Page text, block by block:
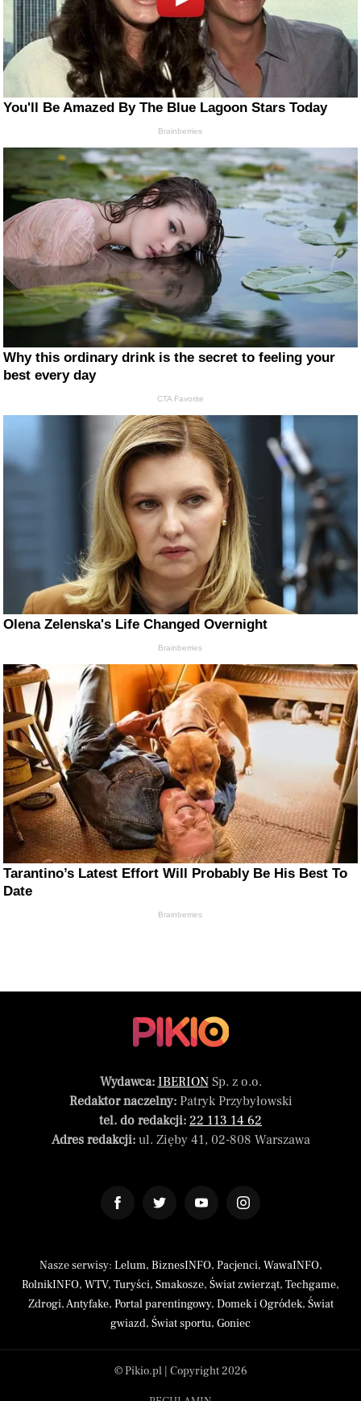
You'll Be Amazed By The Blue Lagoon Stars Today
Brainberries
Why this ordinary drink is the secret to feeling your
best every day
CTA Favorite
Olena Zelenska's Life Changed Overnight
Brainberries
Tarantino’s Latest Effort Will Probably Be His Best To
Date
Brainberries
Wydawca: IBERIONSp. z o.o.
Redaktor naczelny:Patryk Przybyłowski
tel. do redakcji: 22 113 14 62
Adres redakcji:ul. Zięby 41, 02-808 Warszawa
Nasze serwisy: Lelum, BiznesINFO, Pacjenci, WawaINFO,
RolnikINFO, WTV, Turyści, Smakosze, Świat zwierząt, Techgame,
Zdrogi,Antyfake, Portal parentingowy, Domek i Ogródek, Świat
gwiazd, Świat sportu, Goniec
© Pikio.pl | Copyright 2026